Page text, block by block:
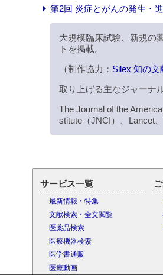
第2回 炎症とがんの発生・
大規模臨床試験、新規の
トを掲載。
（制作協力： Silex 知の文
取り上げる主なジャーナ
The Journal of the
stitute（JNCI）、Lancet
サービス一覧
最新情報・特集
文献検索・全文閲覧
医薬品検索
医療機器検索
医学書通販
医療動画